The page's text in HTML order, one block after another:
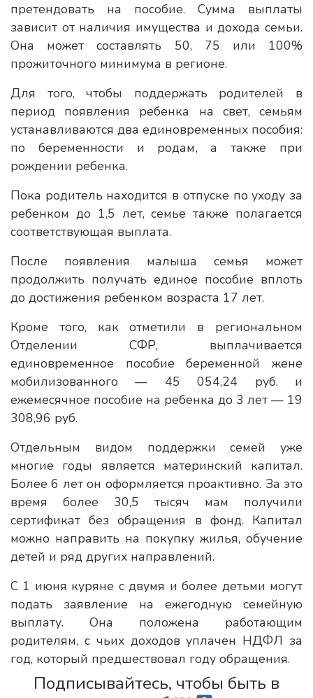
претендовать на пособие. Сумма выплаты
зависит от наличия имущества и дохода семьи.
Она может составлять 50, 75 или 100%
прожиточного минимума в регионе.
Для того, чтобы поддержать родителей в
период появления ребенка на свет, семьям
устанавливаются два единовременных пособия:
по беременности и родам, а также при
рождении ребенка.
Пока родитель находится в отпуске по уходу за
ребенком до 1,5 лет, семье также полагается
соответствующая выплата.
После появления малыша семья может
продолжить получать единое пособие вплоть
до достижения ребенком возраста 17 лет.
Кроме того, как отметили в региональном
Отделении СФР, выплачивается
единовременное пособие беременной жене
мобилизованного — 45 054,24 руб. и
ежемесячное пособие на ребенка до 3 лет — 19
308,96 руб.
Отдельным видом поддержки семей уже
многие годы является материнский капитал.
Более 6 лет он оформляется проактивно. За это
время более 30,5 тысяч мам получили
сертификат без обращения в фонд. Капитал
можно направить на покупку жилья, обучение
детей и ряд других направлений.
С 1 июня куряне с двумя и более детьми могут
подать заявление на ежегодную семейную
выплату. Она положена работающим
родителям, с чьих доходов уплачен НДФЛ за
год, который предшествовал году обращения.
Подписывайтесь, чтобы быть в